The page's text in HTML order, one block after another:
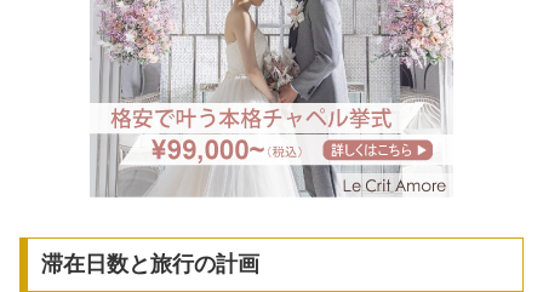
滞在日数と旅行の計画